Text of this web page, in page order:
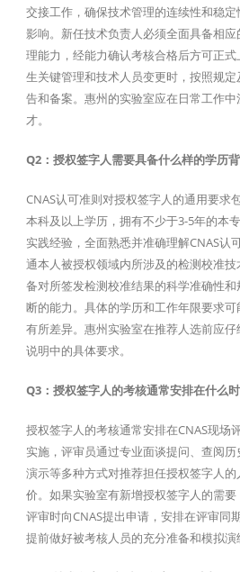
交接工作，确保技术管理的连续性和稳
影响。新任技术负责人必须全面具备相
理能力，经能力确认考核合格后方可正
生关键管理和技术人员变更时，按照规
告和备案。惠州的实验室应在日常工作
才。
Q2：授权签字人需要具备什么样的学历
CNAS认可准则对授权签字人的通用要求
本科及以上学历，拥有不少于3-5年的本
实践经验，全面熟悉并准确理解CNAS认
通本人被授权领域内所涉及的检测校准
备对所签发检测校准结果的科学准确性
断的能力。具体的学历和工作年限要求
有所差异。惠州实验室在推荐人选前应仔
说明中的具体要求。
Q3：授权签字人的考核通常安排在什么
授权签字人的考核通常安排在CNAS现场
实施，评审员通过专业面谈提问、查阅
演示等多种方式对推荐担任授权签字人
价。如果实验室有新增授权签字人的需
评审时向CNAS提出申请，安排在评审同
提前做好被考核人员的充分准备和模拟演